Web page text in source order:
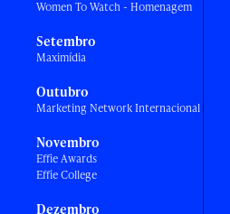
Women To Watch - Homenagem
Setembro
Maximídia
Outubro
Marketing Network Internacional
Novembro
Effie Awards
Effie College
Dezembro